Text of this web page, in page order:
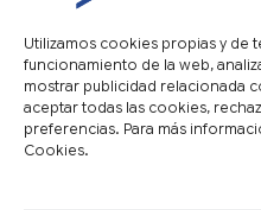
Utilizamos cookies propias y de
funcionamiento de la web,
mostrar publicidad relacionada
aceptar todas las cookies,
preferencias. Para más
Cookies.